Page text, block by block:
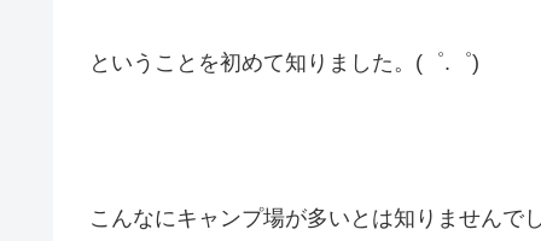
ということを初めて知りました。(゜.゜)
こんなにキャンプ場が多いとは知りませんで